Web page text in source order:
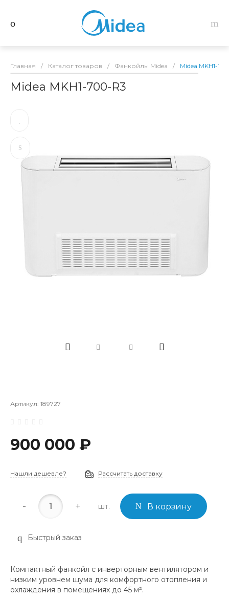
Главная / Каталог товаров / Фанкойлы Midea / Midea MKH1-
Midea MKH1-700-R3
Артикул: 189727
900 000 ₽
Нашли дешевле? Рассчитать доставку
- + шт. В корзину
Быстрый заказ
Компактный фанкойл с инверторным вентилятором и
низким уровнем шума для комфортного отопления и
охлаждения в помещениях до 45 м².